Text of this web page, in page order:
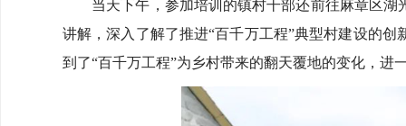
当天下午，参加培训的镇村干部还前往麻章区湖
讲解，深入了解了推进“百千万工程”典型村建设的
到了“百千万工程”为乡村带来的翻天覆地的变化，进